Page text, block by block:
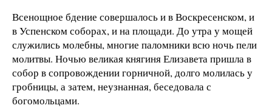
Всенощное бдение совершалось и в Воскресенском, и
в Успенском соборах, и на площади. До утра у мощей
служились молебны, многие паломники всю ночь пели
молитвы. Ночью великая княгиня Елизавета пришла в
собор в сопровождении горничной, долго молилась у
гробницы, а затем, неузнанная, беседовала с
богомольцами.